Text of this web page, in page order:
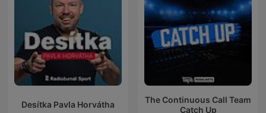
Desítka Pavla Horvátha
The Continuous Call Team
Catch Up